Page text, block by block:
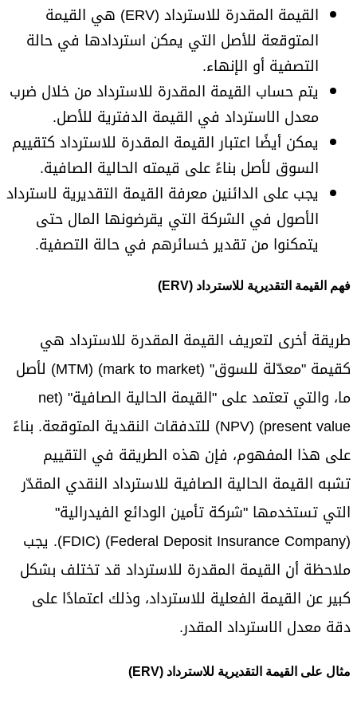
القيمة المقدرة للاسترداد (ERV) هي القيمة
المتوقعة للأصل التي يمكن استردادها في حالة
التصفية أو الإنهاء.
يتم حساب القيمة المقدرة للاسترداد من خلال ضرب
معدل الاسترداد في القيمة الدفترية للأصل.
يمكن أيضًا اعتبار القيمة المقدرة للاسترداد كتقييم
السوق لأصل بناءً على قيمته الحالية الصافية.
يجب على الدائنين معرفة القيمة التقديرية لاسترداد
الأصول في الشركة التي يقرضونها المال حتى
يتمكنوا من تقدير خسائرهم في حالة التصفية.
فهم القيمة التقديرية للاسترداد (ERV)
طريقة أخرى لتعريف القيمة المقدرة للاسترداد هي
كقيمة "معدّلة للسوق" (mark to market) (MTM) لأصل
ما، والتي تعتمد على "القيمة الحالية الصافية" (net
present value) (NPV) للتدفقات النقدية المتوقعة. بناءً
على هذا المفهوم، فإن هذه الطريقة في التقييم
تشبه القيمة الحالية الصافية للاسترداد النقدي المقدّر
التي تستخدمها "شركة تأمين الودائع الفيدرالية"
(Federal Deposit Insurance Company) (FDIC). يجب
ملاحظة أن القيمة المقدرة للاسترداد قد تختلف بشكل
كبير عن القيمة الفعلية للاسترداد، وذلك اعتمادًا على
دقة معدل الاسترداد المقدر.
مثال على القيمة التقديرية للاسترداد (ERV)